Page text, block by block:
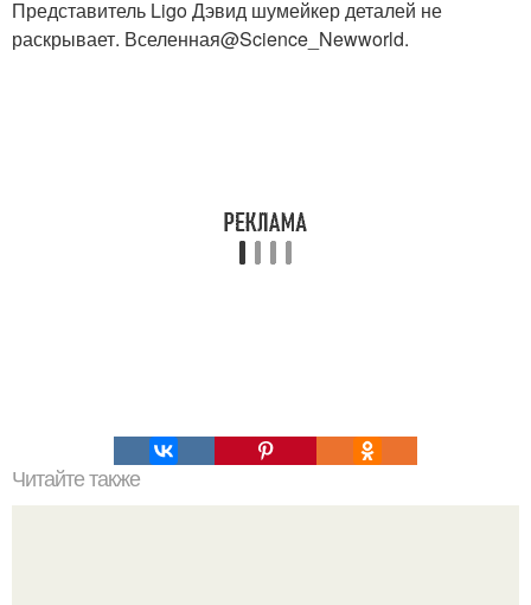
Представитель Ligo Дэвид шумейкер деталей не
раскрывает. Вселенная@Science_Newworld.
Читайте также